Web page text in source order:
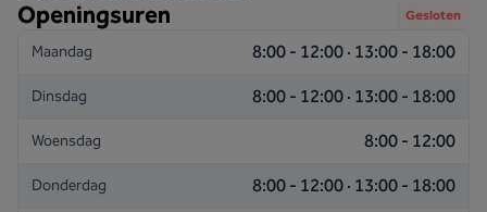
Openingsuren Gesloten
Maandag 8:00 - 12:00 · 13:00 - 18:00
Dinsdag 8:00 - 12:00 · 13:00 - 18:00
Woensdag 8:00 - 12:00
Donderdag 8:00 - 12:00 · 13:00 - 18:00